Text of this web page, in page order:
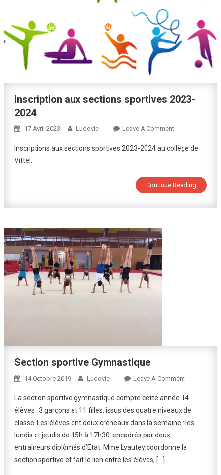
Inscription aux sections sportives 2023-
2024
17 Avril 2023 Ludovic Leave A CommentOn
Aux
2023-
Inscriptions aux sections sportives 2023-2024 au collège de
Vittel.
Continue Reading
Section sportive Gymnastique
14 Octobre 2019 Ludovic Leave A CommentOn
Sportive
La section sportive gymnastique compte cette année 14
élèves : 3 garçons et 11 filles, issus des quatre niveaux de
classe. Les élèves ont deux créneaux dans la semaine : les
lundis et jeudis de 15h à 17h30, encadrés par deux
entraîneurs diplômés d’Etat. Mme Lyautey coordonne la
section sportive et fait le lien entre les élèves, […]